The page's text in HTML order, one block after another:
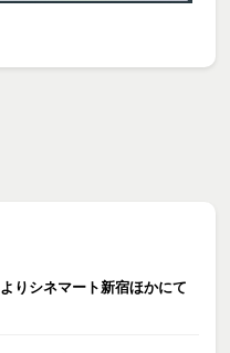
りシネマート新宿ほかにて